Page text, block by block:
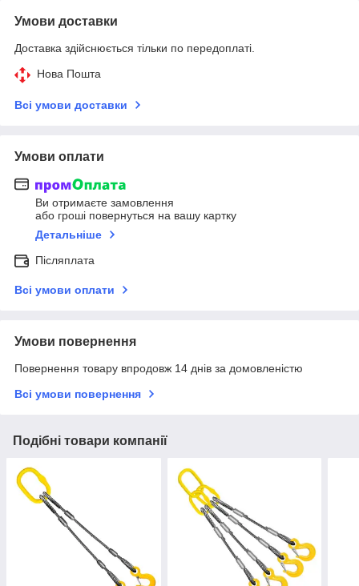
Умови доставки
Доставка здійснюється тільки по передоплаті.
Нова Пошта
Всі умови доставки
Умови оплати
Ви отримаєте замовлення
або гроші повернуться на вашу картку
Детальніше
Післяплата
Всі умови оплати
Умови повернення
Повернення товару впродовж 14 днів за домовленістю
Всі умови повернення
Подібні товари компанії